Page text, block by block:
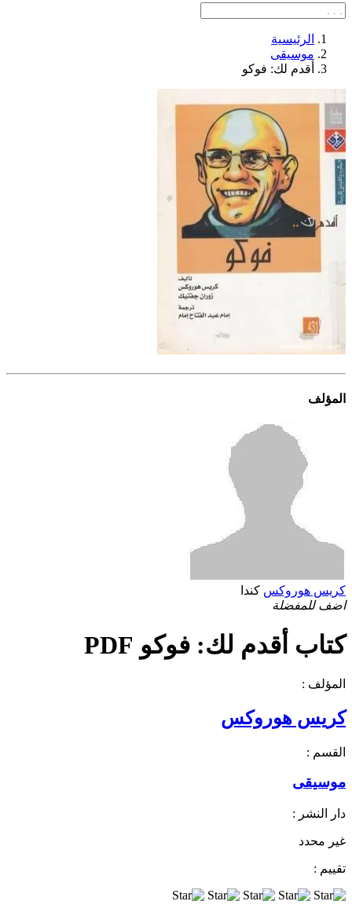
الرئيسية
موسيقى
أقدم لك: فوكو
المؤلف
كريس هوروكس كندا
اضف للمفضلة
كتاب أقدم لك: فوكو PDF
المؤلف :
كريس هوروكس
القسم :
موسيقى
دار النشر :
غير محدد
تقييم :